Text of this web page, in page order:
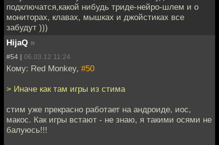
подключатся,какой нибудь триде-нейро-шлем и о
мониторах, клавах, мышках и джойстиках все
забудут )))
HijaQ »
#54 | 06.03.12 11:24
Кому: Red Monkey, #50
> Иначе как там игры из стима
стим уже прекрасно работает на андроиде, иос,
макос. Как игры встают - не знаю, я такими осями не
балуюсь!!!